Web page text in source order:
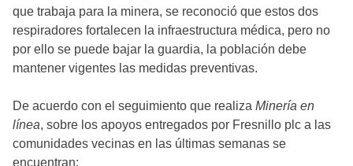
que trabaja para la minera, se reconoció que estos dos
respiradores fortalecen la infraestructura médica, pero no
por ello se puede bajar la guardia, la población debe
mantener vigentes las medidas preventivas.
De acuerdo con el seguimiento que realiza Minería en
línea, sobre los apoyos entregados por Fresnillo plc a las
comunidades vecinas en las últimas semanas se
encuentran: